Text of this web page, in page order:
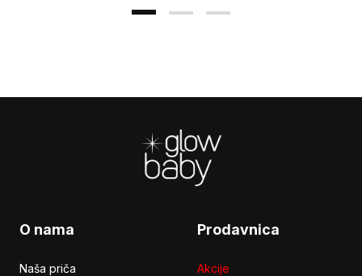
O nama
Naša priča
Prodavnica
Akcije